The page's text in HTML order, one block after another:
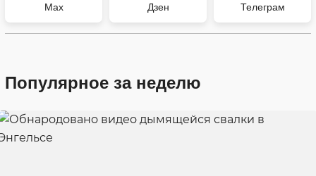
Max Дзен Телеграм
Популярное за неделю